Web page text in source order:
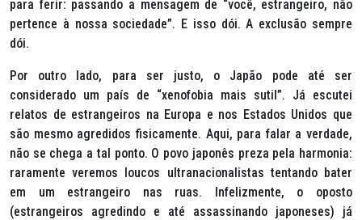
para ferir: passando a mensagem de “você, estrangeiro, não
pertence à nossa sociedade”. E isso dói. A exclusão sempre
dói.
Por outro lado, para ser justo, o Japão pode até ser
considerado um país de “xenofobia mais sutil”. Já escutei
relatos de estrangeiros na Europa e nos Estados Unidos que
são mesmo agredidos fisicamente. Aqui, para falar a verdade,
não se chega a tal ponto. O povo japonês preza pela harmonia:
raramente veremos loucos ultranacionalistas tentando bater
em um estrangeiro nas ruas. Infelizmente, o oposto
(estrangeiros agredindo e até assassinando japoneses) já